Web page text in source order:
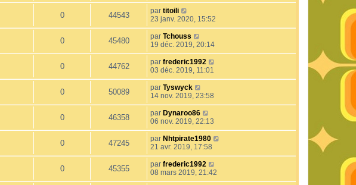
0 44543 par titoili
23 janv. 2020, 15:52
0 45480 par Tchouss
19 déc. 2019, 20:14
0 44762 par frederic1992
03 déc. 2019, 11:01
0 50089 par Tyswyck
14 nov. 2019, 23:58
0 46358 par Dynaroo86
06 nov. 2019, 22:13
0 47245 par Nhtpirate1980
21 avr. 2019, 17:58
0 45355 par frederic1992
08 mars 2019, 21:42